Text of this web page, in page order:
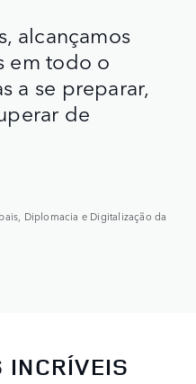
alcançamos
em todo o
a se preparar,
de
Diplomacia e Digitalização da
INCRÍVEIS